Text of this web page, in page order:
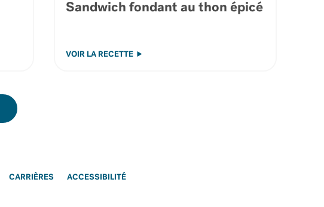
Sandwich fondant au thon épicé
VOIR LA RECETTE
CARRIÈRES ACCESSIBILITÉ